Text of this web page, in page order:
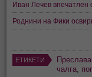
Иван Лечев
Роднини на Фики
ЕТИКЕТИ Преслава
чалга,